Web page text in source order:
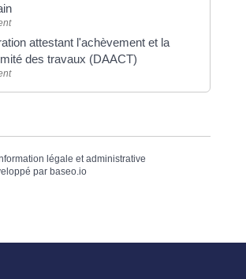
attestant l'achèvement et la
des travaux (DAACT)
légale et administrative
par baseo.io